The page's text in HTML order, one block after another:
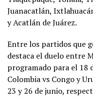
Juanacatlán,
y Acatlán de Juárez.
Entre los partidos que
destaca el duelo entre
programado para el 18
Colombia vs Congo y
23 y 26 de junio,